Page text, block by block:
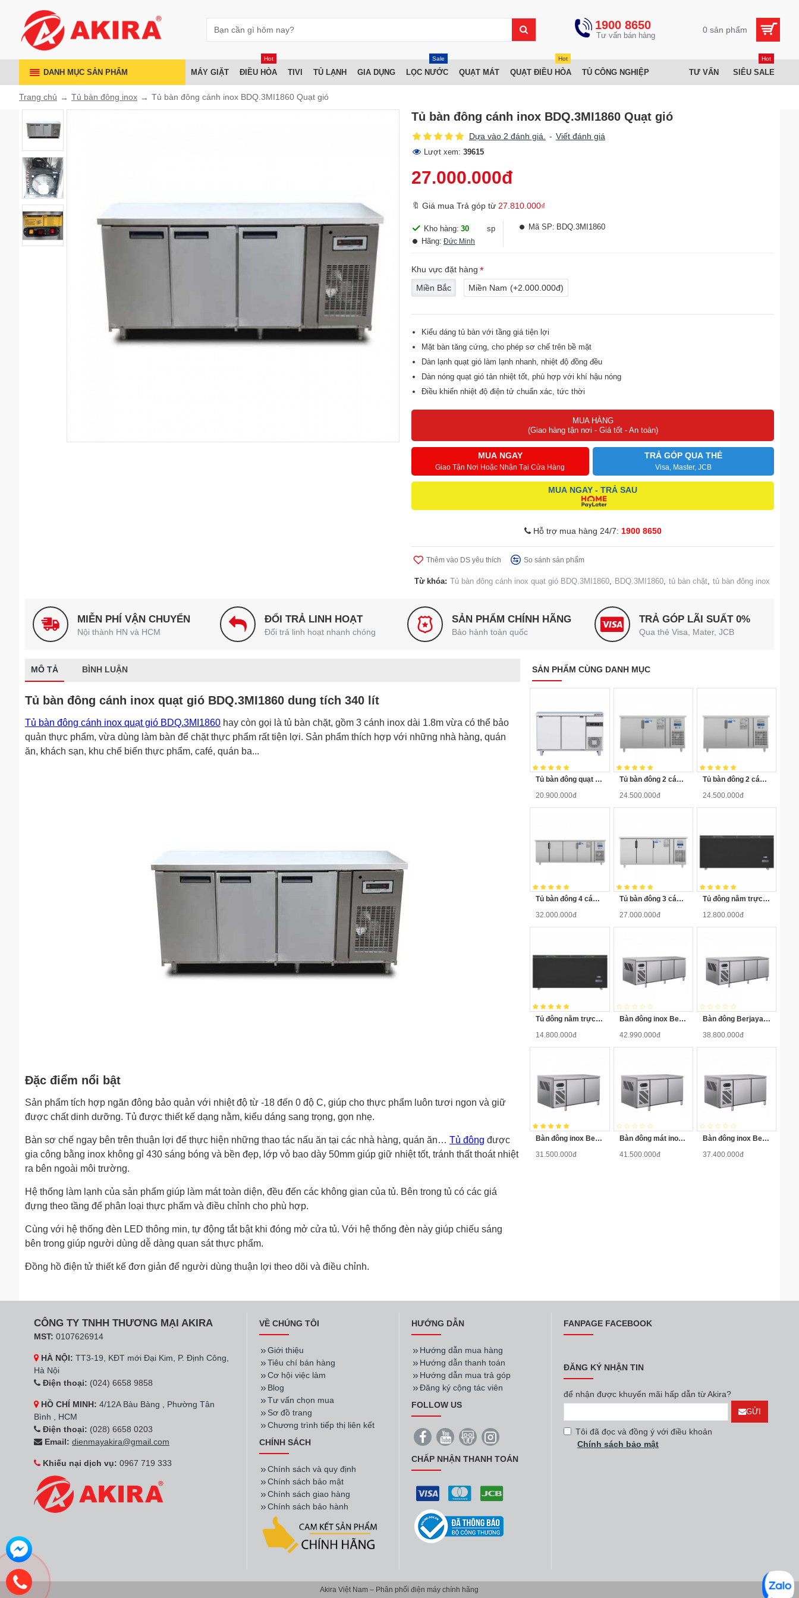
1900 8650 0 sản phẩm
DANH MỤC SẢN PHẨM MÁY GIẶT ĐIỀU HÒA
Hot
TIVI TỦ LẠNH GIA DỤNG LỌC NƯỚC
Sale
QUẠT MÁT QUẠT ĐIỀU HÒA
Hot
TỦ CÔNG NGHIỆP TƯ VẤN SIÊU SALE
Hot
Trang chủ Tủ bàn đông inox Tủ bàn đông cánh inox BDQ.3MI1860 Quạt gió
Tủ bàn đông cánh inox BDQ.3MI1860 Quạt gió
Dựa vào 2 đánh giá. - Viết đánh giá
Lượt xem: 39615
27.000.000đ
🔖 Giá mua Trả góp từ 27.810.000₫
Kho hàng: 30
sp
Hãng: Đức Minh
Mã SP: BDQ.3MI1860
Khu vực đặt hàng
Miền Bắc
Miền Nam (+2.000.000đ)
Kiểu dáng tủ bàn với tầng giá tiện lợi
Mặt bàn tăng cứng, cho phép sơ chế trên bề mặt
Dàn lạnh quạt gió làm lạnh nhanh, nhiệt độ đồng đều
Dàn nóng quạt gió tản nhiệt tốt, phù hợp với khí hậu nóng
Điều khiển nhiệt độ điện tử chuẩn xác, tức thời
Hệ thống chân tăng chỉnh inox chắc chắn
MUA HÀNG
(Giao hàng tận nơi - Giá tốt - An toàn)
MUA NGAY
Giao Tận Nơi Hoặc Nhận Tại Cửa Hàng
TRẢ GÓP QUA THẺ
Visa, Master, JCB
MUA NGAY - TRẢ SAU
Hỗ trợ mua hàng 24/7: 1900 8650
Thêm vào DS yêu thích So sánh sản phẩm
Từ khóa: Tủ bàn đông cánh inox quạt gió BDQ.3MI1860, BDQ.3MI1860, tủ bàn chặt, tủ bàn đông inox
MIỄN PHÍ VẬN CHUYỂN
Nội thành HN và HCM
ĐỔI TRẢ LINH HOẠT
Đổi trả linh hoạt nhanh chóng
SẢN PHẨM CHÍNH HÃNG
Bảo hành toàn quốc
TRẢ GÓP LÃI SUẤT 0%
Qua thẻ Visa, Mater, JCB
MÔ TẢ BÌNH LUẬN
Tủ bàn đông cánh inox quạt gió BDQ.3MI1860 dung tích 340 lít
Tủ bàn đông cánh inox quạt gió BDQ.3MI1860 hay còn gọi là tủ bàn chặt, gồm 3 cánh inox dài 1.8m vừa có thể bảo
quản thực phẩm, vừa dùng làm bàn để chặt thực phẩm rất tiện lợi. Sản phẩm thích hợp với những nhà hàng, quán
ăn, khách sạn, khu chế biến thực phẩm, café, quán ba...
Đặc điểm nổi bật
Sản phẩm tích hợp ngăn đông bảo quản với nhiệt độ từ -18 đến 0 độ C, giúp cho thực phẩm luôn tươi ngon và giữ
được chất dinh dưỡng. Tủ được thiết kế dạng nằm, kiểu dáng sang trọng, gọn nhẹ.
Bàn sơ chế ngay bên trên thuận lợi để thực hiện những thao tác nấu ăn tại các nhà hàng, quán ăn… Tủ đông được
gia công bằng inox không gỉ 430 sáng bóng và bền đẹp, lớp vỏ bao dày 50mm giúp giữ nhiệt tốt, tránh thất thoát nhiệt
ra bên ngoài môi trường.
Hệ thống làm lạnh của sản phẩm giúp làm mát toàn diện, đều đến các không gian của tủ. Bên trong tủ có các giá
đựng theo tầng để phân loại thực phẩm và điều chỉnh cho phù hợp.
Cùng với hệ thống đèn LED thông min, tự động tắt bật khi đóng mở cửa tủ. Với hệ thống đèn này giúp chiếu sáng
bên trong giúp người dùng dễ dàng quan sát thực phẩm.
Đồng hồ điện tử thiết kế đơn giản để người dùng thuận lợi theo dõi và điều chỉnh.
SẢN PHẨM CÙNG DANH MỤC
Tủ bàn đông quạt gió 2 cánh mở inox 1m2 BDQ.2MI1275TA
20.900.000đ
Tủ bàn đông 2 cánh inox BDQ.2MI1560 quạt gió Đức Minh
24.500.000đ
Tủ bàn đông 2 cánh inox quạt gió BDQ.2MI1575
24.500.000đ
Tủ bàn đông 4 cánh inox quạt gió Đức Minh BDQ.4MI2260
32.000.000đ
Tủ bàn đông 3 cánh inox quạt gió Đức Minh BDQ.3MI1875
27.000.000đ
Tủ đông nằm trực tiếp 2 cánh inox 450L Đức Minh DNT.2I450
12.800.000đ
Tủ đông nằm trực tiếp 2 cánh inox 650L Đức Minh DNT.2I650
14.800.000đ
Bàn đông inox Berjaya BS3DF7/Z dài 2.1m
42.990.000đ
Bàn đông Berjaya BS3DF8/Z dài 2.4m
38.800.000đ
Bàn đông inox Berjaya BS2DCF4/Z dài 1.2m
31.500.000đ
Bàn đông mát inox Berjaya BS2DCF5/Z dài 1,5m
41.500.000đ
Bàn đông inox Berjaya BS2DCF6/Z 1,8m quạt gió
37.400.000đ
CÔNG TY TNHH THƯƠNG MẠI AKIRA
MST: 0107626914
HÀ NỘI: TT3-19, KĐT mới Đại Kim, P. Định Công,
Hà Nội
Điện thoại: (024) 6658 9858
HỒ CHÍ MINH: 4/12A Bàu Bàng , Phường Tân
Bình , HCM
Điện thoại: (028) 6658 0203
Email: dienmayakira@gmail.com
Khiếu nại dịch vụ: 0967 719 333
VỀ CHÚNG TÔI
Giới thiệu
Tiêu chí bán hàng
Cơ hội việc làm
Blog
Tư vấn chọn mua
Sơ đồ trang
Chương trình tiếp thị liên kết
CHÍNH SÁCH
Chính sách và quy định
Chính sách bảo mật
Chính sách giao hàng
Chính sách bảo hành
HƯỚNG DẪN
Hướng dẫn mua hàng
Hướng dẫn thanh toán
Hướng dẫn mua trả góp
Đăng ký cộng tác viên
FOLLOW US
CHẤP NHẬN THANH TOÁN
FANPAGE FACEBOOK
ĐĂNG KÝ NHẬN TIN
để nhận được khuyến mãi hấp dẫn từ Akira?
GỬI
Tôi đã đọc và đồng ý với điều khoản
Chính sách bảo mật
Akira Việt Nam – Phân phối điện máy chính hãng